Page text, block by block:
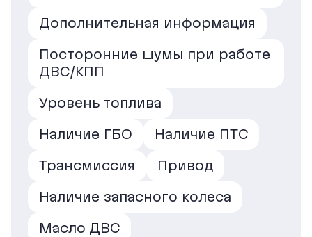
Дополнительная информация
Посторонние шумы при работе
ДВС/КПП
Уровень топлива
Наличие ГБО Наличие ПТС
Трансмиссия Привод
Наличие запасного колеса
Масло ДВС